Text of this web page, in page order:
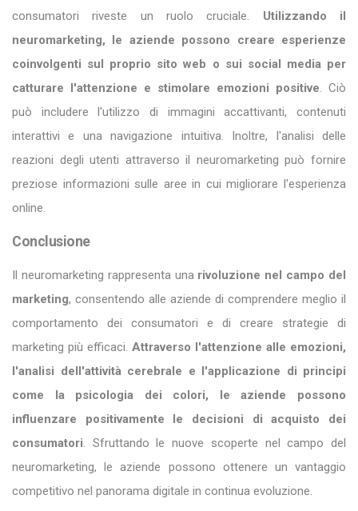
consumatori riveste un ruolo cruciale. Utilizzando il
neuromarketing, le aziende possono creare esperienze
coinvolgenti sul proprio sito web o sui social media per
catturare l'attenzione e stimolare emozioni positive. Ciò
può includere l'utilizzo di immagini accattivanti, contenuti
interattivi e una navigazione intuitiva. Inoltre, l'analisi delle
reazioni degli utenti attraverso il neuromarketing può fornire
preziose informazioni sulle aree in cui migliorare l'esperienza
online.
Conclusione
Il neuromarketing rappresenta una rivoluzione nel campo del
marketing, consentendo alle aziende di comprendere meglio il
comportamento dei consumatori e di creare strategie di
marketing più efficaci. Attraverso l'attenzione alle emozioni,
l'analisi dell'attività cerebrale e l'applicazione di principi
come la psicologia dei colori, le aziende possono
influenzare positivamente le decisioni di acquisto dei
consumatori. Sfruttando le nuove scoperte nel campo del
neuromarketing, le aziende possono ottenere un vantaggio
competitivo nel panorama digitale in continua evoluzione.